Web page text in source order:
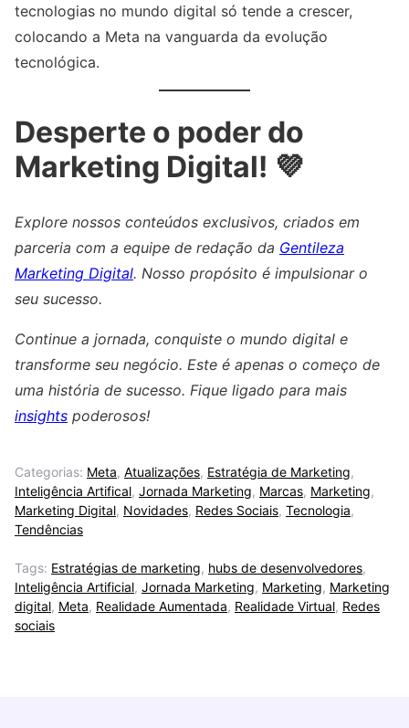
tecnologias no mundo digital só tende a crescer,
colocando a Meta na vanguarda da evolução
tecnológica.
Desperte o poder do
Marketing Digital! 💜
Explore nossos conteúdos exclusivos, criados em
parceria com a equipe de redação da Gentileza
Marketing Digital. Nosso propósito é impulsionar o
seu sucesso.
Continue a jornada, conquiste o mundo digital e
transforme seu negócio. Este é apenas o começo de
uma história de sucesso. Fique ligado para mais
insights poderosos!
Categorias: Meta, Atualizações, Estratégia de Marketing,
Inteligência Artifical, Jornada Marketing, Marcas, Marketing,
Marketing Digital, Novidades, Redes Sociais, Tecnologia,
Tendências
Tags: Estratégias de marketing, hubs de desenvolvedores,
Inteligência Artificial, Jornada Marketing, Marketing, Marketing
digital, Meta, Realidade Aumentada, Realidade Virtual, Redes
sociais